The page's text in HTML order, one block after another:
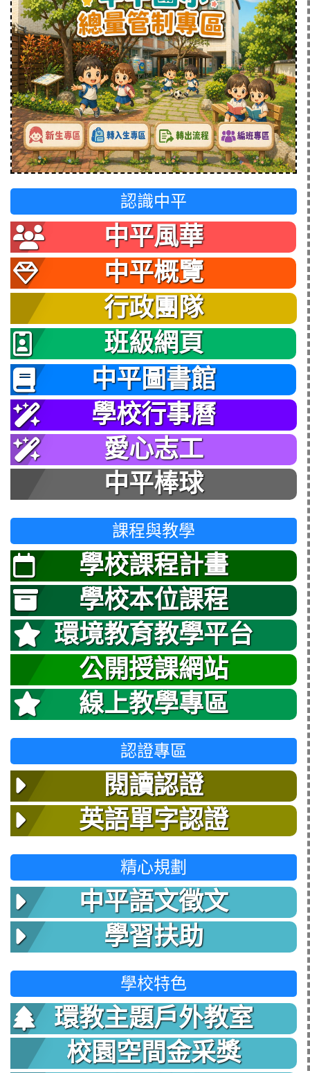
認識中平
中平風華
中平概覽
行政團隊
班級網頁
中平圖書館
學校行事曆
愛心志工
中平棒球
課程與教學
學校課程計畫
學校本位課程
環境教育教學平台
公開授課網站
線上教學專區
認證專區
閱讀認證
英語單字認證
精心規劃
中平語文徵文
學習扶助
學校特色
環教主題戶外教室
校園空間金采獎